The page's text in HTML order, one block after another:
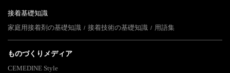
接着基礎知識
家庭用接着剤の基礎知識
接着技術の基礎知識 用語集
ものづくりメディア
CEMEDINE Style